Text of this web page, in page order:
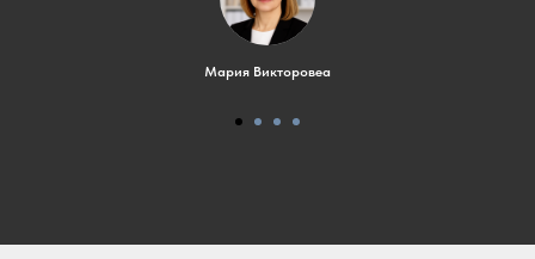
Мария Викторовеа